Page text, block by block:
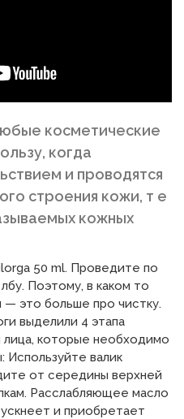
косметические
когда
и проводятся
строения кожи, т е
кожных
50 ml. Проведите по
Поэтому, в каком то
это больше про чистку.
выделили 4 этапа
которые необходимо
Используйте валик
от середины верхней
Расслабляющее масло
и приобретает